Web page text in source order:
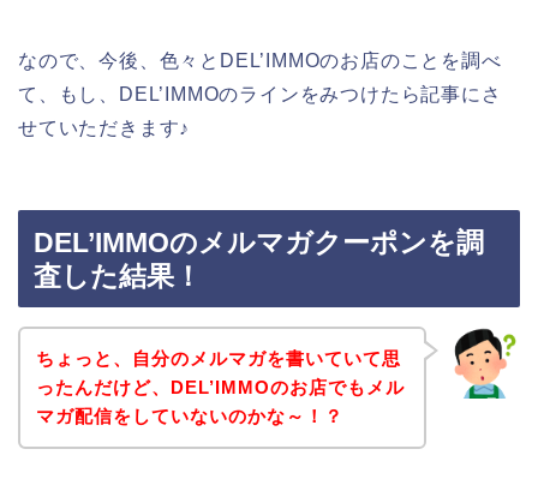
なので、今後、色々とDEL’IMMOのお店のことを調べ
て、もし、DEL’IMMOのラインをみつけたら記事にさ
せていただきます♪
DEL’IMMOのメルマガクーポンを調
査した結果！
ちょっと、自分のメルマガを書いていて思
ったんだけど、DEL’IMMOのお店でもメル
マガ配信をしていないのかな～！？